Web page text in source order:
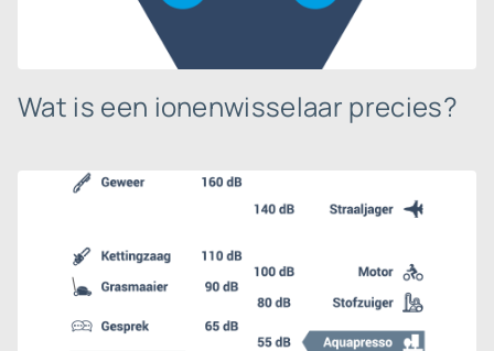
Wat is een ionenwisselaar precies?